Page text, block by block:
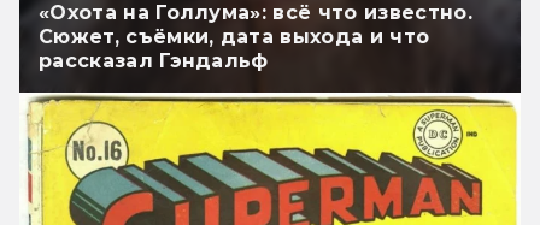
«Охота на Голлума»: всё что известно.
Сюжет, съёмки, дата выхода и что
рассказал Гэндальф